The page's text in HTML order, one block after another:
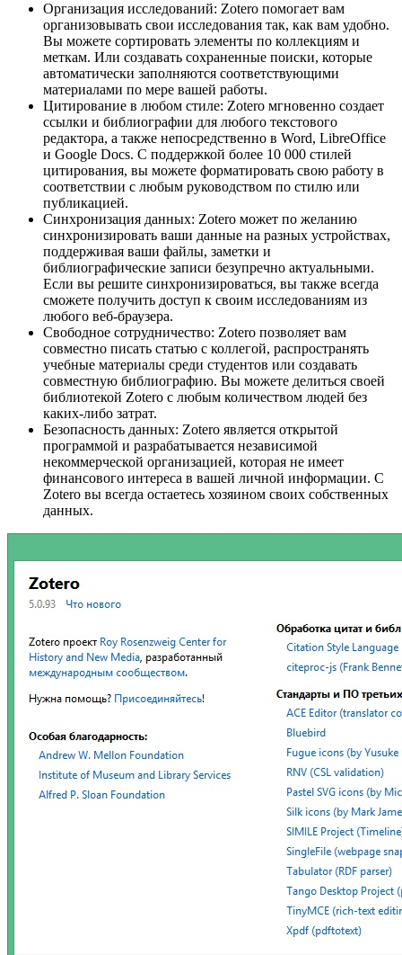
Организация исследований: Zotero помогает вам
организовывать свои исследования так, как вам удобно.
Вы можете сортировать элементы по коллекциям и
меткам. Или создавать сохраненные поиски, которые
автоматически заполняются соответствующими
материалами по мере вашей работы.
Цитирование в любом стиле: Zotero мгновенно создает
ссылки и библиографии для любого текстового
редактора, а также непосредственно в Word, LibreOffice
и Google Docs. С поддержкой более 10 000 стилей
цитирования, вы можете форматировать свою работу в
соответствии с любым руководством по стилю или
публикацией.
Синхронизация данных: Zotero может по желанию
синхронизировать ваши данные на разных устройствах,
поддерживая ваши файлы, заметки и
библиографические записи безупречно актуальными.
Если вы решите синхронизироваться, вы также всегда
сможете получить доступ к своим исследованиям из
любого веб-браузера.
Свободное сотрудничество: Zotero позволяет вам
совместно писать статью с коллегой, распространять
учебные материалы среди студентов или создавать
совместную библиографию. Вы можете делиться своей
библиотекой Zotero с любым количеством людей без
каких-либо затрат.
Безопасность данных: Zotero является открытой
программой и разрабатывается независимой
некоммерческой организацией, которая не имеет
финансового интереса в вашей личной информации. С
Zotero вы всегда остаетесь хозяином своих собственных
данных.